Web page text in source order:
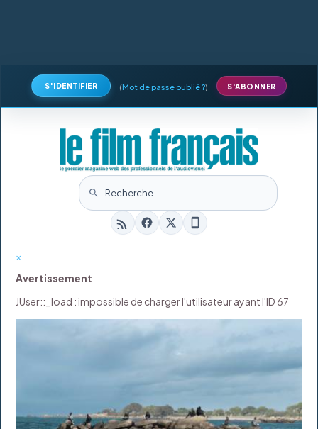
S'IDENTIFIER (Mot de passe oublié ?) S'ABONNER
×
Avertissement
JUser::_load : impossible de charger l'utilisateur ayant l'ID 67